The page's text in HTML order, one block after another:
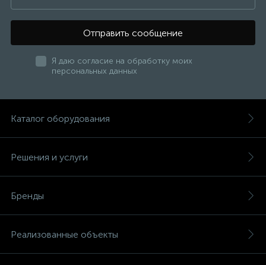
Отправить сообщение
Я даю согласие на обработку моих
персональных данных
Каталог оборудования
Решения и услуги
Бренды
Реализованные объекты